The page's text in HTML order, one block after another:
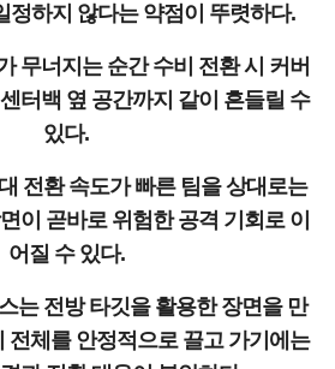
정하지 않다는 약점이 뚜렷하다.
무너지는 순간 수비 전환 시 커버
터백 옆 공간까지 같이 흔들릴 수
있다.
전환 속도가 빠른 팀을 상대로는
이 곧바로 위험한 공격 기회로 이
어질 수 있다.
는 전방 타깃을 활용한 장면을 만
전체를 안정적으로 끌고 가기에는